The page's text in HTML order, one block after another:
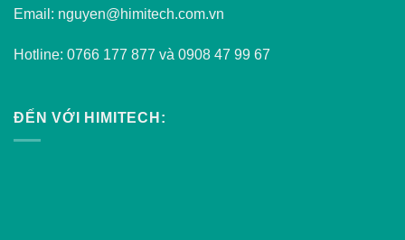
Email: nguyen@himitech.com.vn
Hotline: 0766 177 877 và 0908 47 99 67
ĐẾN VỚI HIMITECH: